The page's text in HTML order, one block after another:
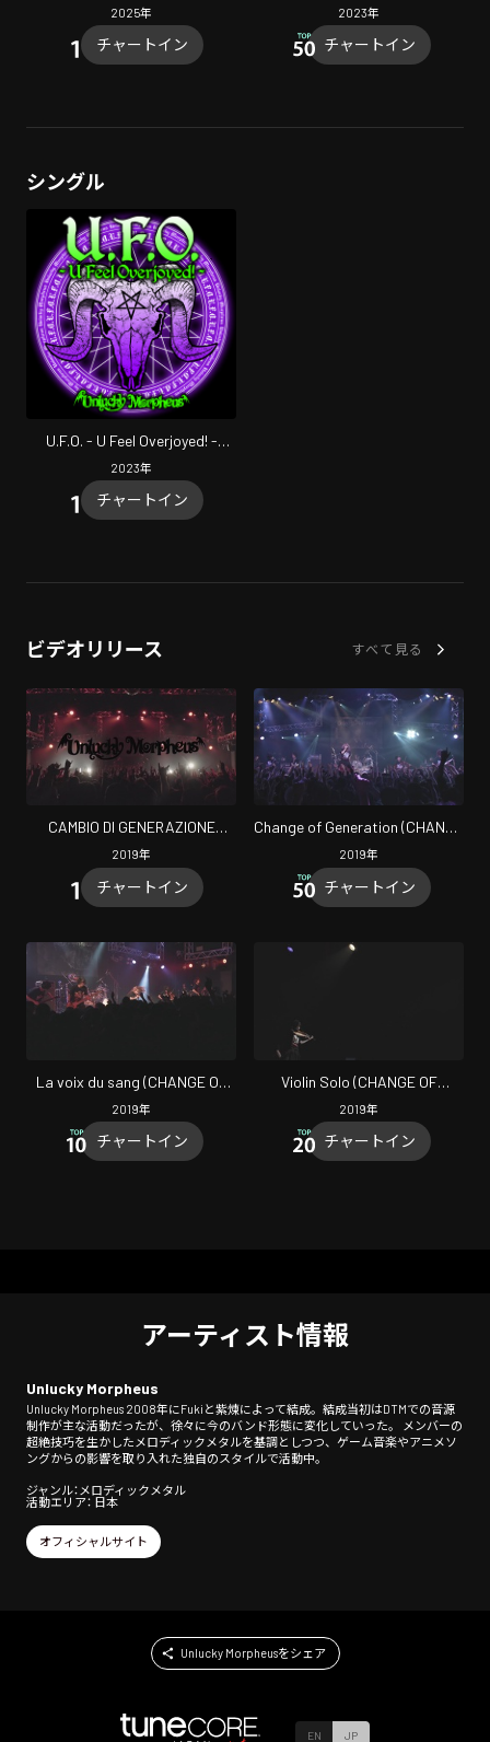
REINCARNATION (Live at
TOYOSU PIT, Tokyo, 2024)
2025年
チャートイン
2022 at Zepp DiverCity)
2023年
チャートイン
シングル
U.F.O. - U Feel Overjoyed! -
(Cover) [Unlucky Morpheus Ver.]
2023年
チャートイン
ビデオリリース すべて見る
CAMBIO DI GENERAZIONE
(CHANGE OF GENERATION
TOUR FINAL)
2019年
チャートイン
Change of Generation (CHANGE
OF GENERATION TOUR FINAL)
2019年
チャートイン
La voix du sang (CHANGE OF
GENERATION TOUR FINAL)
2019年
チャートイン
Violin Solo (CHANGE OF
GENERATION TOUR FINAL)
2019年
チャートイン
アーティスト情報
Unlucky Morpheus
Unlucky Morpheus 2008年にFukiと紫煉によって結成。結成当初はDTMでの音源
制作が主な活動だったが、徐々に今のバンド形態に変化していった。 メンバーの
超絶技巧を生かしたメロディックメタルを基調としつつ、ゲーム音楽やアニメソ
ングからの影響を取り入れた独自のスタイルで活動中。
ジャンル：メロディックメタル
活動エリア： 日本
オフィシャルサイト
Unlucky Morpheusをシェア
EN JP